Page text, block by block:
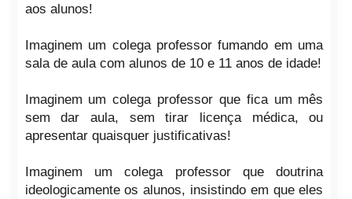
aos alunos!
Imaginem um colega professor fumando em uma
sala de aula com alunos de 10 e 11 anos de idade!
Imaginem um colega professor que fica um mês
sem dar aula, sem tirar licença médica, ou
apresentar quaisquer justificativas!
Imaginem um colega professor que doutrina
ideologicamente os alunos, insistindo em que eles